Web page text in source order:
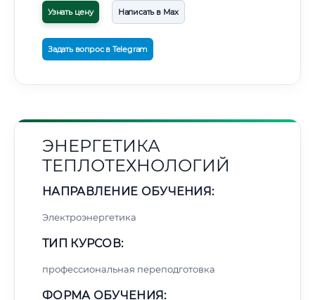
Узнать цену Написать в Max
Задать вопрос в Telegram
ЭНЕРГЕТИКА
ТЕПЛОТЕХНОЛОГИЙ
НАПРАВЛЕНИЕ ОБУЧЕНИЯ:
Электроэнергетика
ТИП КУРСОВ:
профессиональная переподготовка
ФОРМА ОБУЧЕНИЯ: